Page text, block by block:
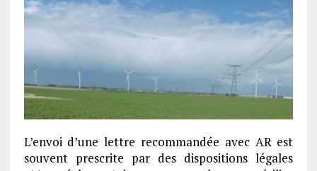
L’envoi d’une lettre recommandée avec AR est
souvent prescrite par des dispositions légales